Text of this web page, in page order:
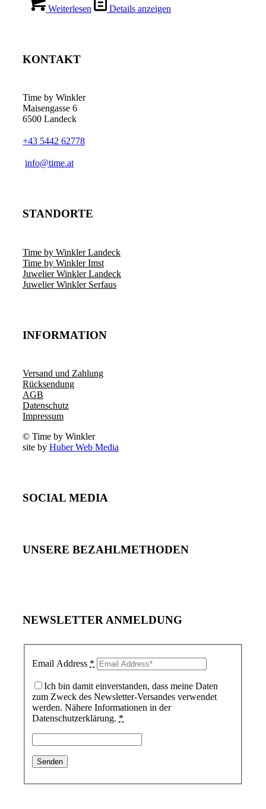
Weiterlesen Details anzeigen
KONTAKT
Time by Winkler
Maisengasse 6
6500 Landeck
+43 5442 62778
­info@time.at
STANDORTE
Time by Winkler Landeck
Time by Winkler Imst
Juwelier Winkler Landeck
Juwelier Winkler Serfaus
INFORMATION
Versand und Zahlung
Rücksendung
AGB
Datenschutz
Impressum
© Time by Winkler
site by Huber Web Media
SOCIAL MEDIA
UNSERE BEZAHLMETHODEN
NEWSLETTER ANMELDUNG
Email Address *
Ich bin damit einverstanden, dass meine Daten
zum Zweck des Newsletter-Versandes verwendet
werden. Nähere Informationen in der
Datenschutzerklärung. *